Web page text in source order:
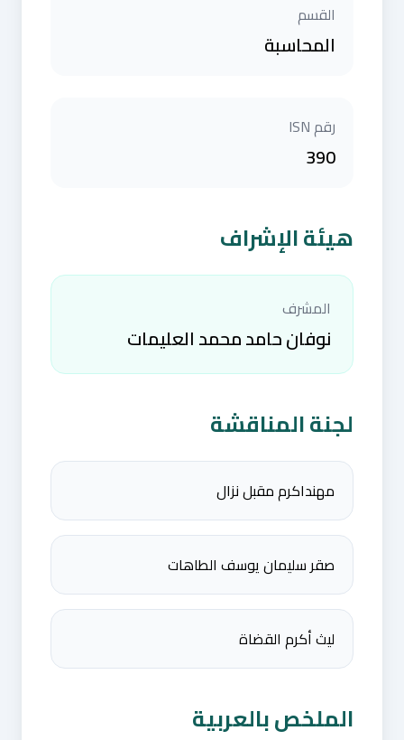
القسم
المحاسبة
رقم ISN
390
هيئة الإشراف
المشرف
نوفان حامد محمد العليمات
لجنة المناقشة
مهنداكرم مقبل نزال
صقر سليمان يوسف الطاهات
ليث أكرم القضاة
الملخص بالعربية